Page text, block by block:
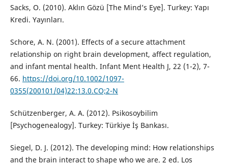
Sacks, O. (2010). Aklın Gözü [The Mind’s Eye]. Turkey: Yapı
Kredi. Yayınları.
Schore, A. N. (2001). Effects of a secure attachment
relationship on right brain development, affect regulation,
and infant mental health. Infant Ment Health J, 22 (1-2), 7-
66. https://doi.org/10.1002/1097-
0355(200101/04)22:13.0.CO;2-N
Schützenberger, A. A. (2012). Psikosoybilim
[Psychogenealogy]. Turkey: Türkiye İş Bankası.
Siegel, D. J. (2012). The developing mind: How relationships
and the brain interact to shape who we are. 2 ed. Los